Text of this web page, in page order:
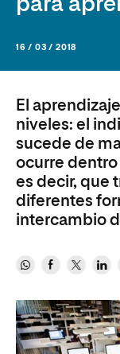
para
16 / 03 / 2018
El
niveles: el
sucede de
ocurre
es decir, que
diferentes
intercambio